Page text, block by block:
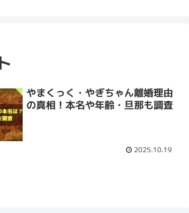
やまくっく・やぎちゃん離婚理由
の真相！本名や年齢・旦那も調査
2025.10.19